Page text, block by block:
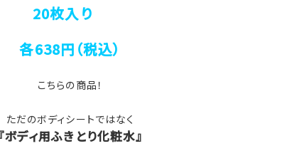
20枚入り
各638円（税込）
こちらの商品！
ただのボディシートではなく
ボディ用ふきとり化粧水』